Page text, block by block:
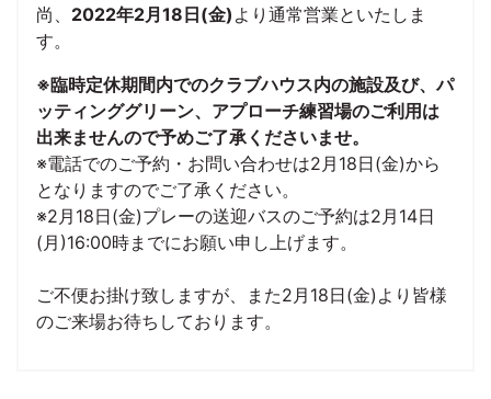
尚、 2022年2月18日(金) より通常営業といたしま
す。
※臨時定休期間内でのクラブハウス内の施設及び、パ
ッティンググリーン、アプローチ練習場のご利用は
出来ませんので予めご了承くださいませ。
※電話でのご予約・お問い合わせは2月18日(金)から
となりますのでご了承ください。
※2月18日(金)プレーの送迎バスのご予約は2月14日
(月)16:00時までにお願い申し上げます。
ご不便お掛け致しますが、また2月18日(金)より皆様
のご来場お待ちしております。